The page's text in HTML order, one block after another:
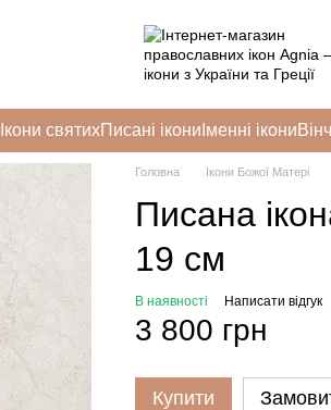
Ікони святихПисані ікони Іменні ікони
Головна Ікони Божої Матері
Писана
19 см
В наявності Написати відгук
3 800 грн
Купити